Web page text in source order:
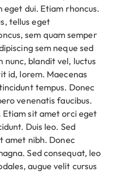
eget dui. Etiam rhoncus.
tellus eget
sem quam semper
sem neque sed
nunc, blandit vel, luctus
id, lorem. Maecenas
tempus. Donec
venenatis faucibus.
Etiam sit amet orci eget
Duis leo. Sed
amet nibh. Donec
Sed consequat, leo
augue velit cursus